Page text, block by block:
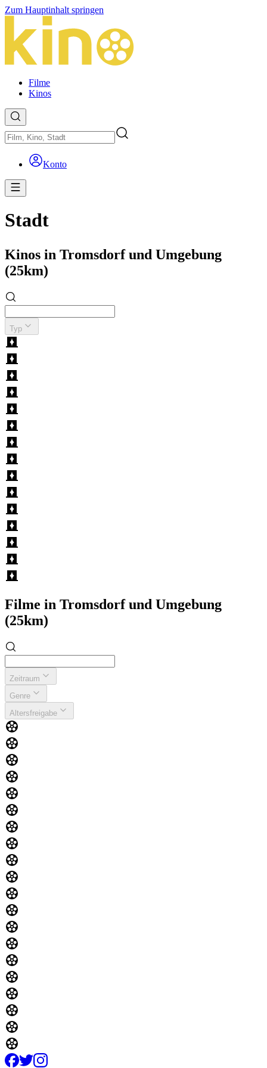
Zum Hauptinhalt springen
Filme
Kinos
Konto
Stadt
Kinos in Tromsdorf und Umgebung
(25km)
Typ
Filme in Tromsdorf und Umgebung
(25km)
Zeitraum
Genre
Altersfreigabe